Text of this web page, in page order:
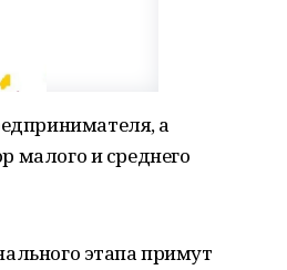
а
малого и среднего
этапа примут